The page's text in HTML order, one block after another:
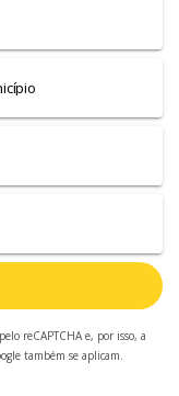
reCAPTCHA e, por isso, a
também se aplicam.